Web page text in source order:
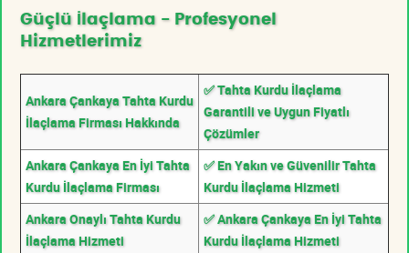
Güçlü İlaçlama - Profesyonel
Hizmetlerimiz
Ankara Çankaya Tahta Kurdu
İlaçlama Firması Hakkında
✅ Tahta Kurdu İlaçlama
Garantili ve Uygun Fiyatlı
Çözümler
Ankara Çankaya En İyi Tahta
Kurdu İlaçlama Firması
✅ En Yakın ve Güvenilir Tahta
Kurdu İlaçlama Hizmeti
Ankara Onaylı Tahta Kurdu
İlaçlama Hizmeti
✅ Ankara Çankaya En İyi Tahta
Kurdu İlaçlama Hizmeti